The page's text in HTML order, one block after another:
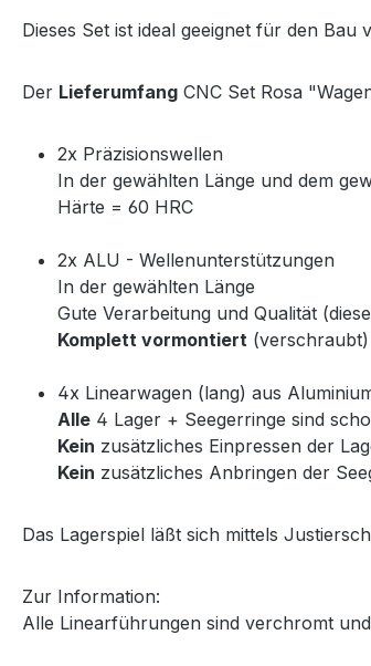
Dieses Set ist ideal geeignet für den
Der Lieferumfang CNC Set Rosa
2x Präzisionswellen
In der gewählten Länge und dem
Härte = 60 HRC
2x ALU - Wellenunterstützungen
In der gewählten Länge
Gute Verarbeitung und Qualität
Komplett vormontiert (verschraubt)
4x Linearwagen (lang) aus
Alle 4 Lager + Seegerringe sind
Kein zusätzliches Einpressen der
Kein zusätzliches Anbringen der
Das Lagerspiel läßt sich mittels
Zur Information:
Alle Linearführungen sind verchromt